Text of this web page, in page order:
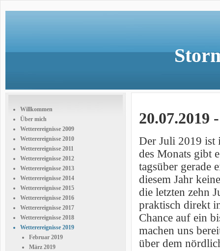
Willkommen
Über mich
Wetterereignisse 2009
Wetterereignisse 2010
Wetterereignisse 2011
Wetterereignisse 2012
Wetterereignisse 2013
Wetterereignisse 2014
Wetterereignisse 2015
Wetterereignisse 2016
Wetterereignisse 2017
Wetterereignisse 2018
Wetterereignisse 2019
Februar 2019
März 2019
20.07.2019
Der Juli 2019 ist
des Monats gibt
tagsüber gerade
diesem Jahr
die letzten zehn
praktisch direkt
Chance auf ein
machen uns
über dem